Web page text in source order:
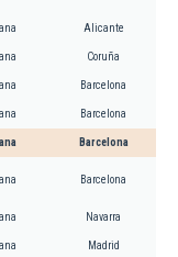
Alicante
Coruña
Barcelona
Barcelona
Barcelona
Barcelona
Navarra
Madrid